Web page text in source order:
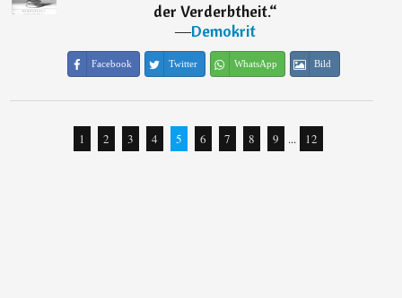
der Verderbtheit.“
―Demokrit
Facebook Twitter WhatsApp Bild
1 2 3 4 5 6 7 8 9 ... 12